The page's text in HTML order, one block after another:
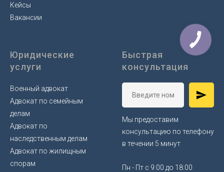
Кейсы
Вакансии
Юридические
услуги
Военный адвокат
Адвокат по семейным
делам
Адвокат по
наследственным делам
Адвокат по жилищным
спорам
Быстрая
консультация
Мы предоставим
консультацию по телефону
в течении 5 минут
Пн - Пт с 9:00 до 18:00